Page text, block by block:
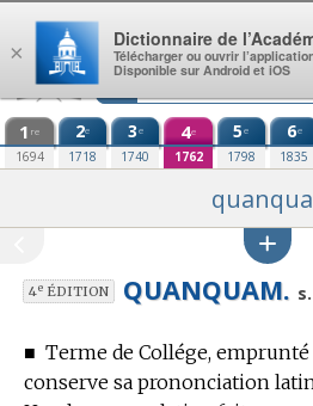
Aller au contenu
1 re
1694
2e
1718
3e
1740
4e
1762
5e
1798
6e
1835
4eÉDITION QUANQUAM.
■ Terme de Collége, emprunté
conserve sa prononciation
×
Dictionnaire de
Télécharger ou ouvrir
Disponible sur Android et iOS